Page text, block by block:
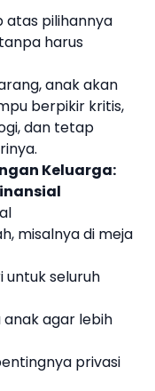
atas pilihannya
harus
anak akan
berpikir kritis,
dan tetap
Keluarga:
misalnya di meja
untuk seluruh
agar lebih
privasi